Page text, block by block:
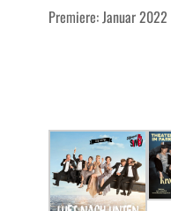
Premiere: Januar 2022